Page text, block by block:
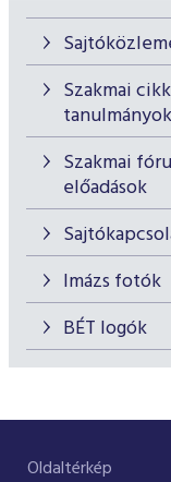
Szakmai
tanulmányok
Szakmai
előadások
Imázs fotók
BÉT logók
Oldaltérkép